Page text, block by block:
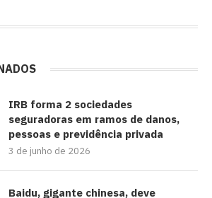
IRB forma 2 sociedades
seguradoras em ramos de danos,
pessoas e previdência privada
3 de junho de 2026
Baidu, gigante chinesa, deve